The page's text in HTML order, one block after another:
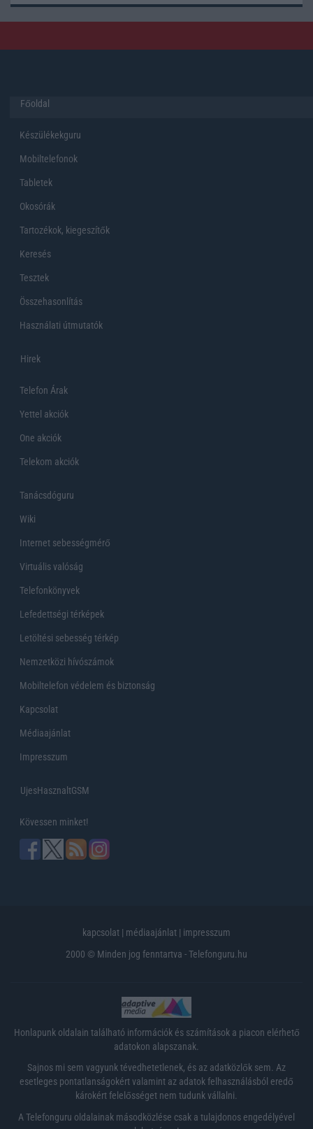
Főoldal
Készülékekguru
Mobiltelefonok
Tabletek
Okosórák
Tartozékok, kiegeszítők
Keresés
Tesztek
Összehasonlítás
Használati útmutatók
Hirek
Telefon Árak
Yettel akciók
One akciók
Telekom akciók
Tanácsdóguru
Wiki
Internet sebességmérő
Virtuális valóság
Telefonkönyvek
Lefedettségi térképek
Letöltési sebesség térkép
Nemzetközi hívószámok
Mobiltelefon védelem és biztonság
Kapcsolat
Médiaajánlat
Impresszum
UjesHasznaltGSM
Kövessen minket!
kapcsolat | médiaajánlat | impresszum
2000 © Minden jog fenntartva - Telefonguru.hu
Honlapunk oldalain található információk és számítások a piacon elérhető
adatokon alapszanak.
Sajnos mi sem vagyunk tévedhetetlenek, és az adatközlők sem. Az
esetleges pontatlanságokért valamint az adatok felhasználásból eredő
károkért felelősséget nem tudunk vállalni.
A Telefonguru oldalainak másodközlése csak a tulajdonos engedélyével